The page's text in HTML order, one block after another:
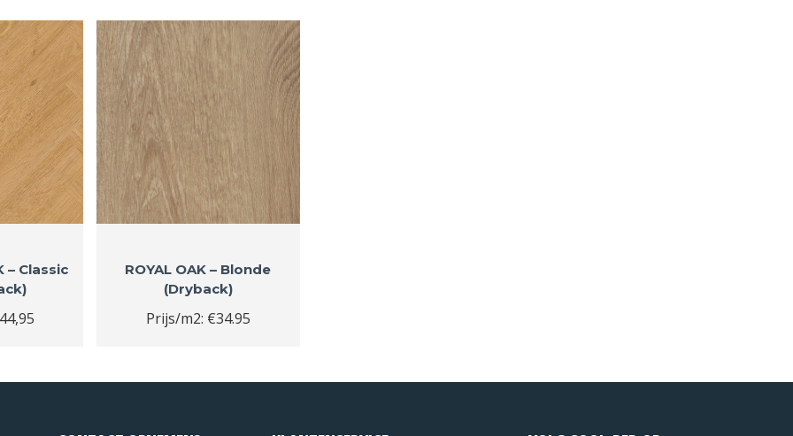
– Classic
ROYAL OAK – Blonde
(Dryback)
Prijs/m2: €34.95